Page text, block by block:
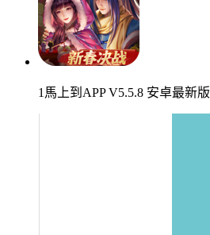
1馬上到APP V5.5.8 安卓最新版